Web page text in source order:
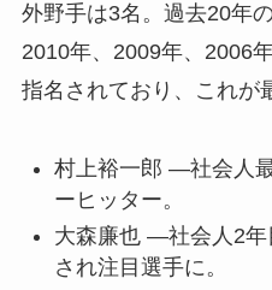
外野手は3名。過去20年
2010年、2009年、2006
指名されており、これが
村上裕一郎 —社会人
ーヒッター。
大森廉也 —社会人2年
され注目選手に。